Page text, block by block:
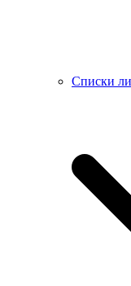
Списки